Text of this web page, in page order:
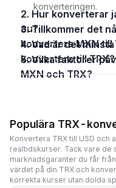
konverteringen.
2. Hur konverterar jag MXN till TRX på Bybit-
eu?
3. Tillkommer det några avgifter för att
konvertera MXN till
4. Vad är det minsta beloppet i MXN jag kan
konvertera till TRX?
5. Vilka faktorer påverkar växelkursen mellan
MXN och TRX?
Populära TRX-
Konvertera TRX till USD och
realtidskurser. Tack vare de
marknadsgaranter du får
värdet på din TRX och
korrekta kurser utan dolda